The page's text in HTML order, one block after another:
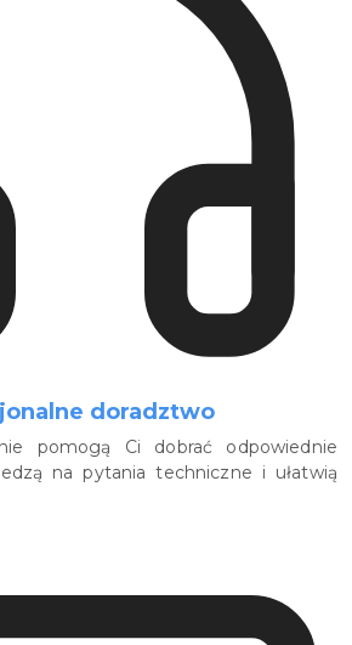
doradztwo
pomogą Ci dobrać odpowiednie
na pytania techniczne i ułatwią